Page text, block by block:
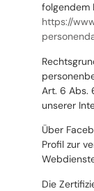
folgendem
https://
Art. 6 Abs.
unserer
Über
Profil zur
Die